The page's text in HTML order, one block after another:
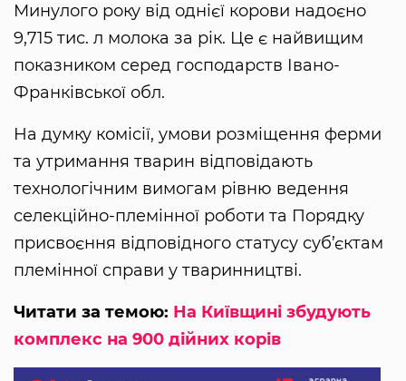
Минулого року від однієї корови надоєно
9,715 тис. л молока за рік. Це є найвищим
показником серед господарств Івано-
Франківської обл.
На думку комісії, умови розміщення ферми
та утримання тварин відповідають
технологічним вимогам рівню ведення
селекційно-племінної роботи та Порядку
присвоєння відповідного статусу суб’єктам
племінної справи у тваринництві.
Читати за темою: На Київщині збудують
комплекс на 900 дійних корів